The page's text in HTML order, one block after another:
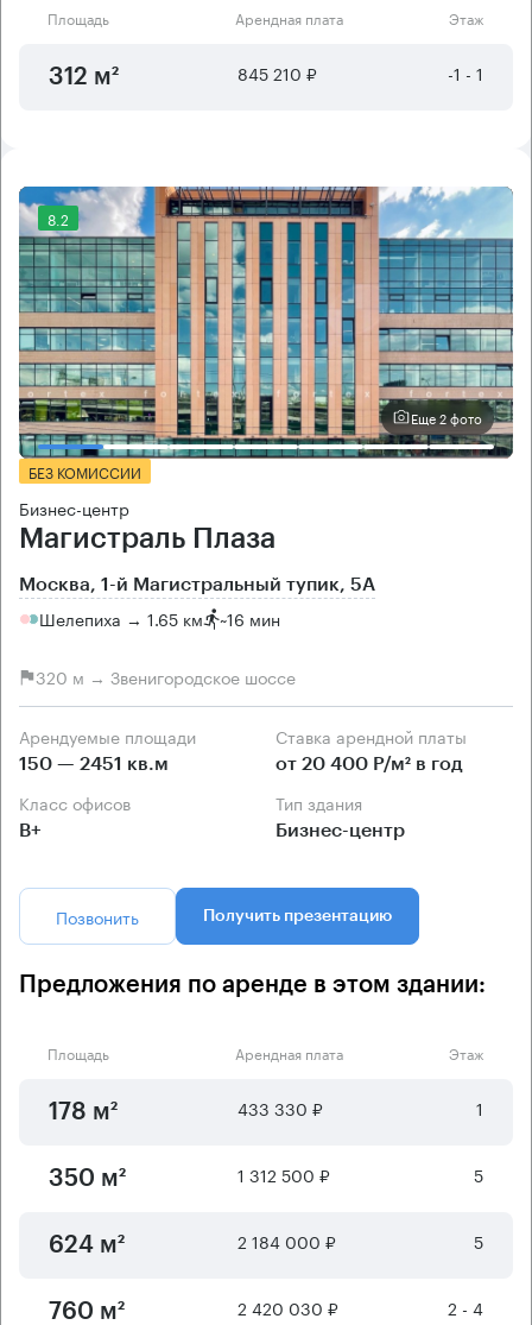
Площадь Арендная плата Этаж
312 м² 845 210 ₽ -1 - 1
8.2
Еще 2 фото
БЕЗ КОМИССИИ
Бизнес-центр
Магистраль Плаза
Москва, 1-й Магистральный тупик, 5А
Шелепиха → 1.65 км ~16 мин
320 м → Звенигородское шоссе
Арендуемые площади
150 — 2451 кв.м
Ставка арендной платы
от 20 400 Р/м² в год
Класс офисов
B+
Тип здания
Бизнес-центр
Позвонить Получить презентацию
Предложения по аренде в этом здании:
Площадь Арендная плата Этаж
178 м² 433 330 ₽ 1
350 м² 1 312 500 ₽ 5
624 м² 2 184 000 ₽ 5
760 м² 2 420 030 ₽ 2 - 4